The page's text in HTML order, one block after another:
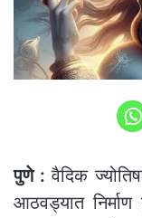
पुणे : वैदिक
आठवड्यात निर्माण